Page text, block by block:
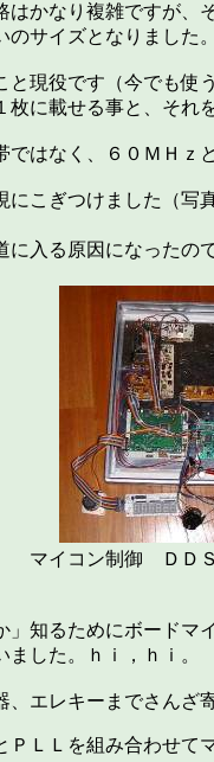
はかなり複雑ですが
サイズとなりました
現役です（今でも使
に載せる事と、それ
はなく、６０ＭＨｚ
にこぎつけました（
入る原因になったので
イコン制御 ＤＤＳ
」知るためにボード
した。ｈｉ，ｈｉ。
エレキーまでさんざ
ＬＬを組み合わせて